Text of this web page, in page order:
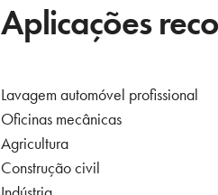
Aplicações
Lavagem automóvel profissional
Oficinas mecânicas
Agricultura
Construção civil